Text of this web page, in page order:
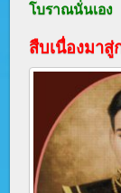
โบราณนั่นเอง
สืบเนื่องมา